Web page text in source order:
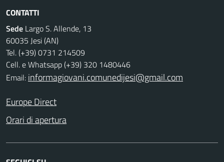
CONTATTI
Sede Largo S. Allende, 13
60035 Jesi (AN)
Tel. (+39) 0731 214509
Cell. e Whatsapp (+39) 320 1480446
Email: informagiovani.comunedijesi@gmail.com
Europe Direct
Orari di apertura